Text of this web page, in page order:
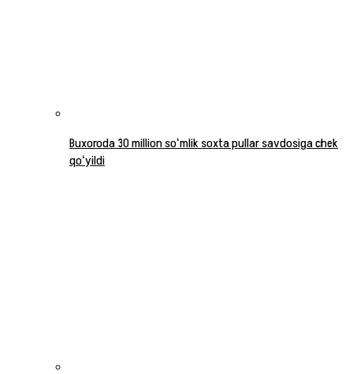
Buxoroda 30 million soʻmlik soxta pullar savdosiga chek
qoʻyildi